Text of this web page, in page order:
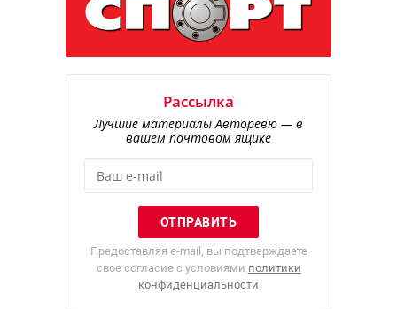
Рассылка
Лучшие материалы Авторевю — в
вашем почтовом ящике
Предоставляя e-mail, вы подтверждаете
свое согласие с условиями политики
конфиденциальности